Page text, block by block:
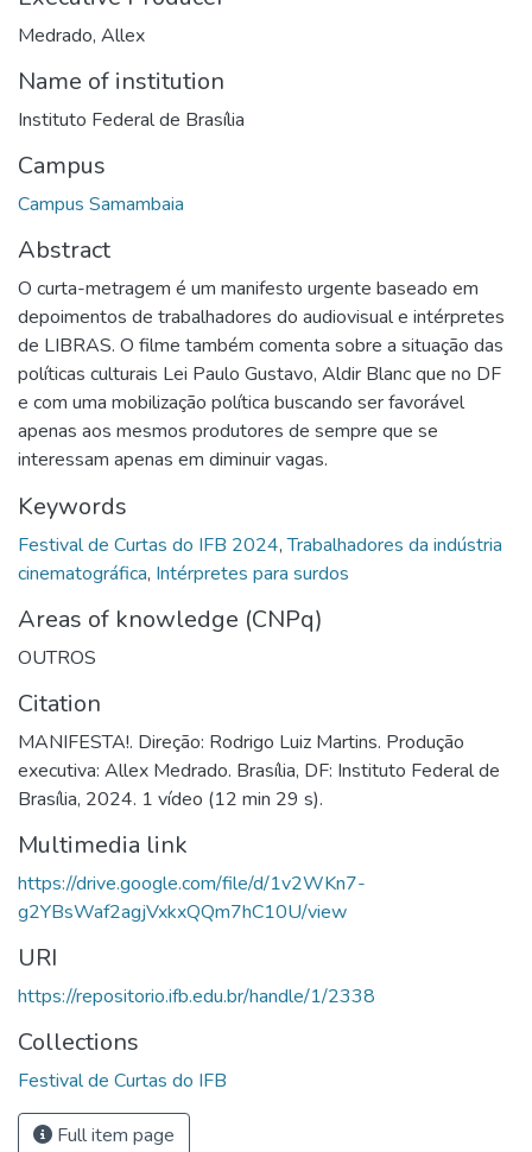
Medrado, Allex
Name of institution
Instituto Federal de Brasília
Campus
Campus Samambaia
Abstract
O curta-metragem é um manifesto urgente baseado em
depoimentos de trabalhadores do audiovisual e intérpretes
de LIBRAS. O filme também comenta sobre a situação das
políticas culturais Lei Paulo Gustavo, Aldir Blanc que no DF
e com uma mobilização política buscando ser favorável
apenas aos mesmos produtores de sempre que se
interessam apenas em diminuir vagas.
Keywords
Festival de Curtas do IFB 2024,Trabalhadores da indústria
cinematográfica, Intérpretes para surdos
Areas of knowledge (CNPq)
OUTROS
Citation
MANIFESTA!. Direção: Rodrigo Luiz Martins. Produção
executiva: Allex Medrado. Brasília, DF: Instituto Federal de
Brasília, 2024. 1 vídeo (12 min 29 s).
Multimedia link
https://drive.google.com/file/d/1v2WKn7-
g2YBsWaf2agjVxkxQQm7hC10U/view
URI
https://repositorio.ifb.edu.br/handle/1/2338
Collections
Festival de Curtas do IFB
Full item page